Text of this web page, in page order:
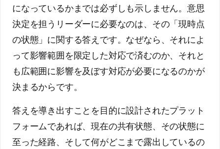
になっているかまでは必ずしも示しません。意思
決定を担うリーダーに必要なのは、その「現時点
の状態」に関する答えです。なぜなら、それによ
って影響範囲を限定した対応で済むのか、それと
も広範囲に影響を及ぼす対応が必要になるのかが
決まるからです。
答えを導き出すことを目的に設計されたプラット
フォームであれば、現在の共有状態、その状態に
至った経路、そして何がどこまで露出しているの